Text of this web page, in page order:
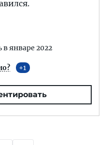
в январе 2022
1